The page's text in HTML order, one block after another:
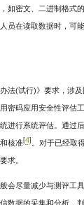
如密文、二进制格式
员在读取数据时，可
法(试行)》要求，涉及
密码应用安全性评估
进行系统评估。通过
核准[ 4] 。对于已经取
求。
会尽量减少与测评工
数据的采集和分析，